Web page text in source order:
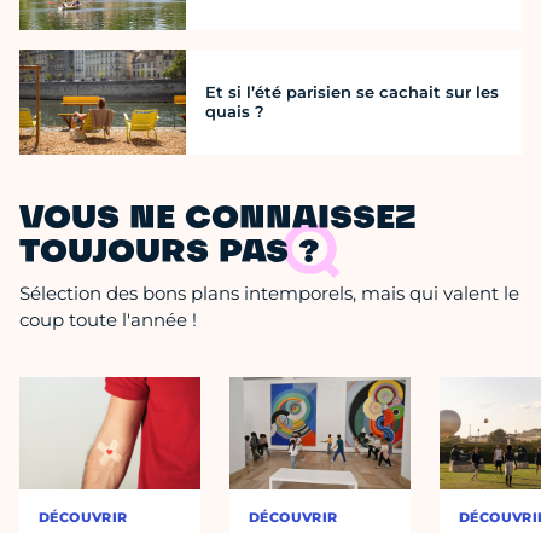
Et si l’été parisien se cachait sur les
quais ?
VOUS NE CONNAISSEZ
TOUJOURS PAS ?
Sélection des bons plans intemporels, mais qui valent le
coup toute l'année !
DÉCOUVRIR DÉCOUVRIR